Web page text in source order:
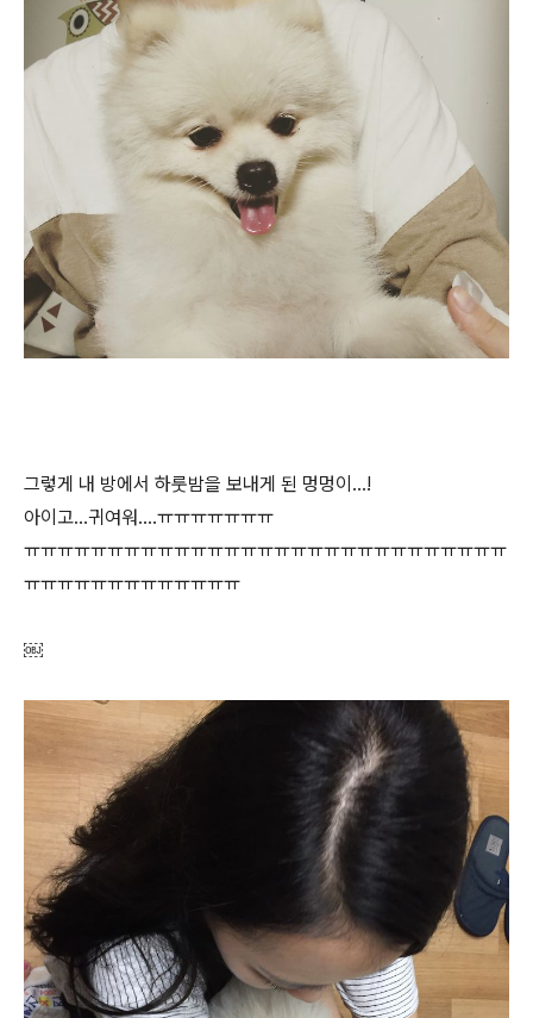
그렇게 내 방에서 하룻밤을 보내게 된 멍멍이...!
아이고...귀여워....ㅠㅠㅠㅠㅠㅠㅠ
ㅠㅠㅠㅠㅠㅠㅠㅠㅠㅠㅠㅠㅠㅠㅠㅠㅠㅠㅠㅠㅠㅠㅠㅠㅠㅠㅠㅠㅠ
ㅠㅠㅠㅠㅠㅠㅠㅠㅠㅠㅠㅠㅠ
￼​